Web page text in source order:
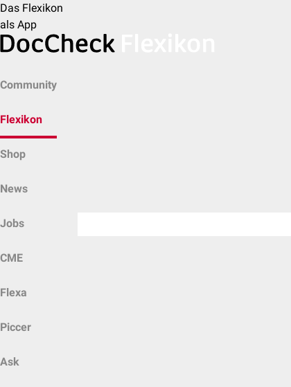
Das Flexikon
als App
Community
Flexikon
Shop
News
Jobs
CME
Flexa
Piccer
Ask